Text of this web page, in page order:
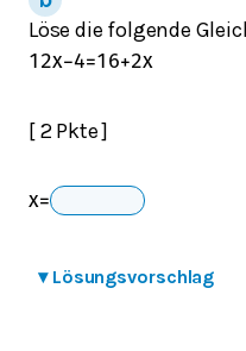
Löse die folgende
12x−4=16+2x
[ 2 Pkte ]
x=
▾ Lösungsvorschlag